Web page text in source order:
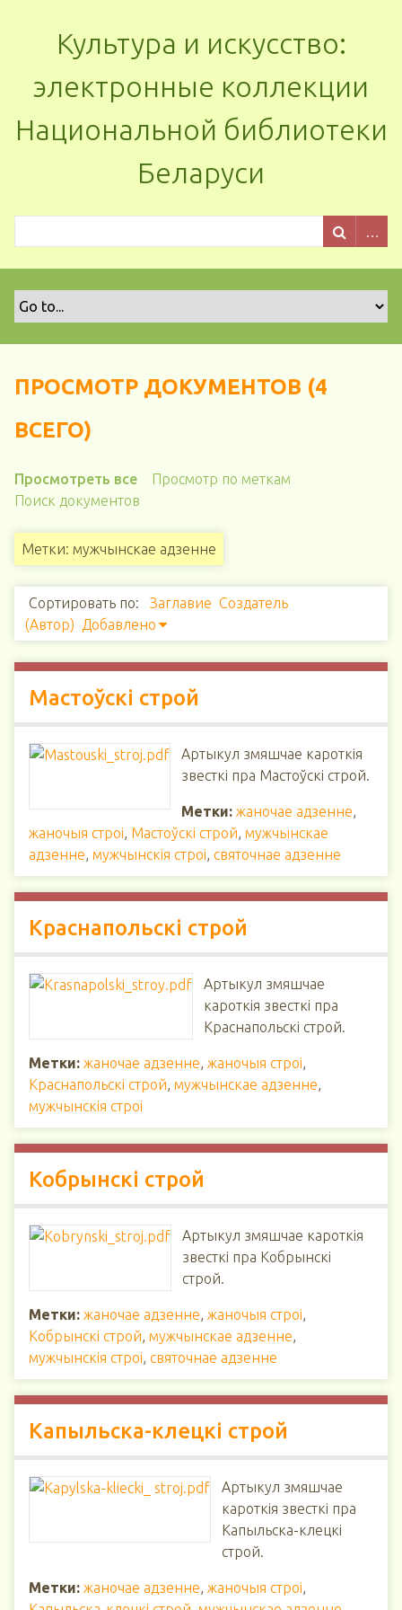
Культура и искусство:
электронные коллекции
Национальной библиотеки
Беларуси
ПРОСМОТР ДОКУМЕНТОВ (4
ВСЕГО)
Просмотреть все
Просмотр по меткам
Поиск документов
Метки: мужчынскае адзенне
Сортировать по: Заглавие Создатель
(Автор)
Добавлено
Мастоўскі строй
Артыкул змяшчае кароткія
звесткі пра Мастоўскі строй.
Метки: жаночае адзенне,
жаночыя строі, Мастоўскі строй, мужчынскае
адзенне, мужчынскія строі, святочнае адзенне
Краснапольскі строй
Артыкул змяшчае
кароткія звесткі пра
Краснапольскі строй.
Метки: жаночае адзенне, жаночыя строі,
Краснапольскі строй, мужчынскае адзенне,
мужчынскія строі
Кобрынскі строй
Артыкул змяшчае кароткія
звесткі пра Кобрынскі
строй.
Метки: жаночае адзенне, жаночыя строі,
Кобрынскі строй, мужчынскае адзенне,
мужчынскія строі, святочнае адзенне
Капыльска-клецкі строй
Артыкул змяшчае
кароткія звесткі пра
Капыльска-клецкі
строй.
Метки: жаночае адзенне, жаночыя строі,